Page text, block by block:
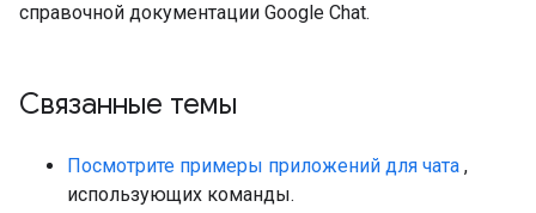
справочной документации Google Chat.
Связанные темы
Посмотрите примеры приложений для чата ,
использующих команды.